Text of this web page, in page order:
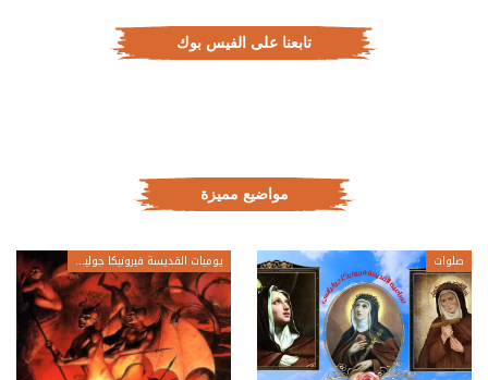
تابعنا على الفيس بوك
مواضيع مميزة
صلوات يوميات القديسة فيرونيكا جولياني